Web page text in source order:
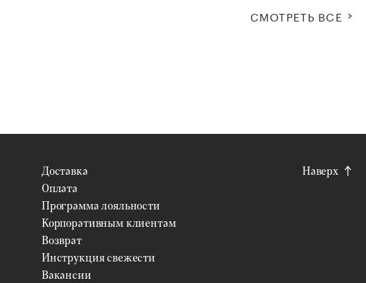
СМОТРЕТЬ ВСЕ
Доставка
Оплата
Программа лояльности
Корпоративным клиентам
Возврат
Инструкция свежести
Вакансии
Наверх